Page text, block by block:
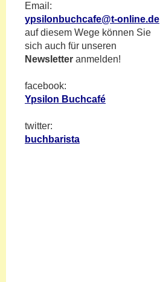
Email:
ypsilonbuchcafe@t-online.de
auf diesem Wege können Sie
sich auch für unseren
Newsletter anmelden!
facebook:
Ypsilon Buchcafé
twitter:
buchbarista